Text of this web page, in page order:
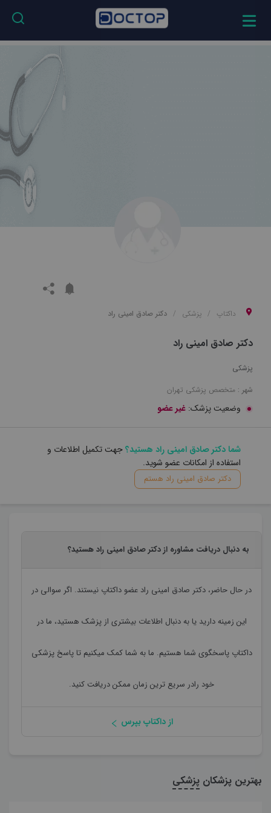
داکتاپ پزشکی دکتر صادق امینی راد
دکتر صادق امینی راد
پزشکی
شهر : متخصص پزشکی تهران
وضعیت پزشک: غیر عضو
شما دکتر صادق امینی راد هستید؟جهت تکمیل اطلاعات و
استفاده از امکانات عضو شوید.
دکتر صادق امینی راد هستم
به دنبال دریافت مشاوره از دکتر صادق امینی راد هستید؟
در حال حاضر، دکتر صادق امینی راد عضو داکتاپ نیستند. اگر سوالی در
این زمینه دارید یا به دنبال اطلاعات بیشتری از پزشک هستید، ما در
داکتاپ پاسخگوی شما هستیم. ما به شما کمک میکنیم تا پاسخ پزشکی
خود رادر سریع ترین زمان ممکن دریافت کنید.
از داکتاپ بپرس
بهترین پزشکان پزشکی